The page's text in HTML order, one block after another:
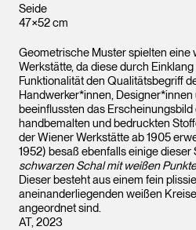
Seide
47×52 cm
Geometrische Muster spielten eine
Werkstätte, da diese durch
Funktionalität den Qualitätsbegriff
Handwerker*innen,
beeinflussten das Erscheinungsbild
handbemalten und bedruckten
der Wiener Werkstätte ab 1905
1952) besaß ebenfalls einige dieser
schwarzen Schal mit weißen
Dieser besteht aus einem fein
aneinanderliegenden weißen
angeordnet sind.
AT, 2023